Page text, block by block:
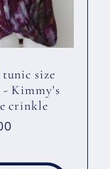
size
- Kimmy's
crinkle